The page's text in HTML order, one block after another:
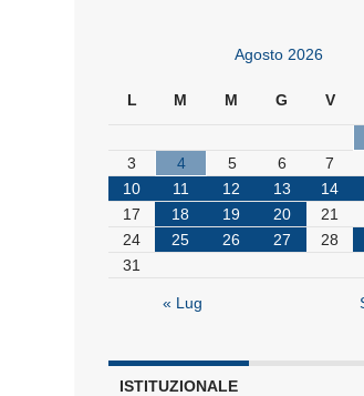
Agosto 2026
L M M G V
3
4 5 6 7
10
11 12 13 14
17
18 19 20 21
24
25 26 27 28
31
« Lug
ISTITUZIONALE